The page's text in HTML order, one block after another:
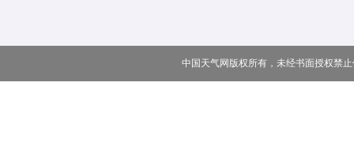
中国天气网版权所有，未经书面授权